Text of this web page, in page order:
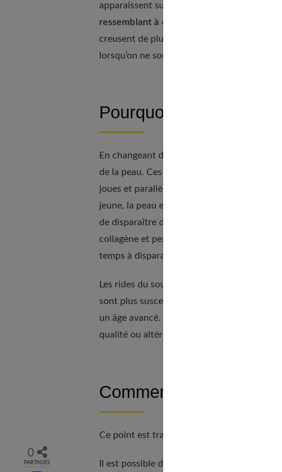
0
PARTAGES
apparaissent sur les ailes du nez et
ressemblant à deux parenthèses
creusent de plus en plus au fil des années,
lorsqu’on ne sourit pas.
Pourquoi apparaissent-
En changeant d’expression faciale, des
de la peau. Ces plissures répétées, comme
joues et parallèles au nez. C’est la
jeune, la peau est élastique, contient
de disparaître dès que le sourire disparaît.
collagène et perd de ses corps gras, ce qui
temps à disparaître après le sourire, avant
Les rides du sourire
sont plus susceptibles de les développer
un âge avancé. On peut les voir même chez
qualité ou altérée par une mauvaise hygiène
Comment retarder leur
Ce point est traité en profondeur dans
Il est possible de retarder l’apparition des